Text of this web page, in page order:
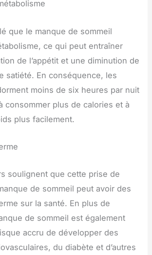
que le manque de sommeil
ce qui peut entraîner
de l’appétit et une diminution de
satiété. En conséquence, les
moins de six heures par nuit
consommer plus de calories et à
plus facilement.
soulignent que cette prise de
de sommeil peut avoir des
sur la santé. En plus de
de sommeil est également
accru de développer des
du diabète et d’autres